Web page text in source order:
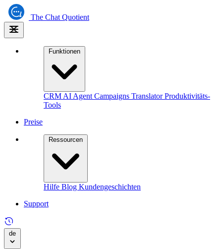
The Chat Quotient
Funktionen
CRM AI Agent Campaigns TranslatorProduktivitäts-
Tools
Preise
Ressourcen
Hilfe Blog Kundengeschichten
Support
de